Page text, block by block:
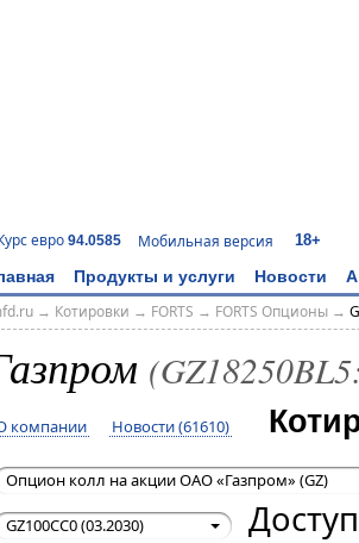
евро 94.0585 Мобильная версия 18+
Продукты и услуги Новости
→ Котировки → FORTS → FORTS Опционы→
компании Новости (61610)
Опцион колл на акции ОАО «Газпром» (GZ)
GZ100CC0 (03.2030)